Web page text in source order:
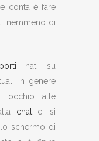
conta è fare
nemmeno di
nati su
in genere
occhio alle
chatci si
schermo di